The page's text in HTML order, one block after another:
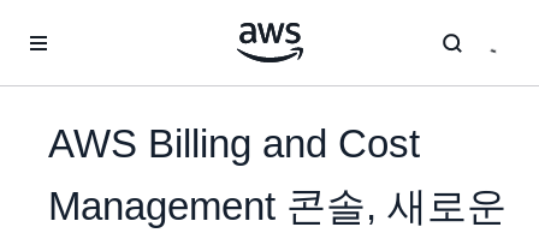
AWS Billing and Cost
Management 콘솔, 새로운